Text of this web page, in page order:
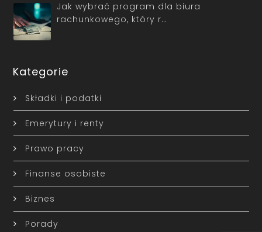
Jak wybrać program dla biura
rachunkowego, który r…
Kategorie
Składki i podatki
Emerytury i renty
Prawo pracy
Finanse osobiste
Biznes
Porady